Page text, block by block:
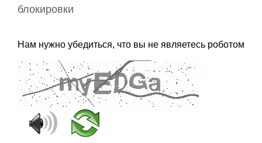
блокировки
Нам нужно убедиться, что вы не являетесь роботом